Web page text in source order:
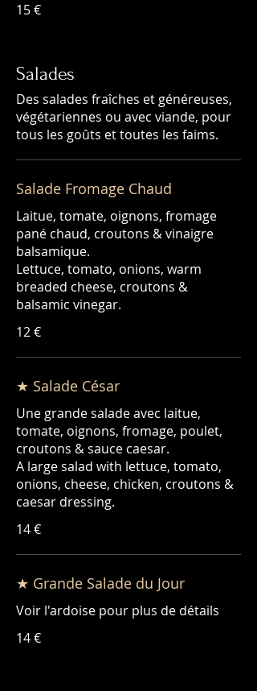
15 €
Salades
Des salades fraîches et généreuses,
végétariennes ou avec viande, pour
tous les goûts et toutes les faims.
Salade Fromage Chaud
Laitue, tomate, oignons, fromage
pané chaud, croutons & vinaigre
balsamique.
Lettuce, tomato, onions, warm
breaded cheese, croutons &
balsamic vinegar.
12 €
★ Salade César
Une grande salade avec laitue,
tomate, oignons, fromage, poulet,
croutons & sauce caesar.
A large salad with lettuce, tomato,
onions, cheese, chicken, croutons &
caesar dressing.
14 €
★ Grande Salade du Jour
Voir l'ardoise pour plus de détails
14 €